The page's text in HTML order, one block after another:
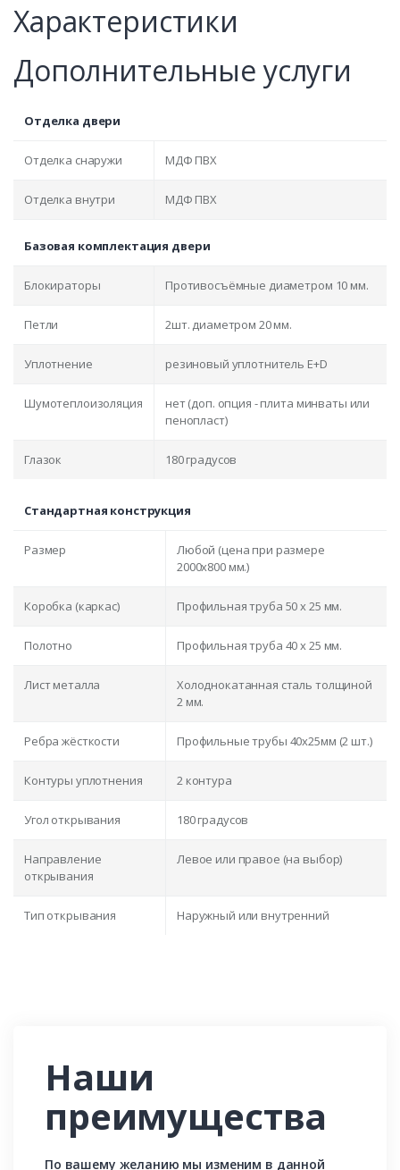
Характеристики
Дополнительные услуги
Отделка двери
Отделка снаружи МДФ ПВХ
Отделка внутри МДФ ПВХ
Базовая комплектация двери
Блокираторы Противосъёмные диаметром 10 мм.
Петли 2шт. диаметром 20 мм.
Уплотнение резиновый уплотнитель E+D
Шумотеплоизоляция
нет (доп. опция - плита минваты или
пенопласт)
Глазок 180 градусов
Стандартная конструкция
Размер
Любой (цена при размере
2000x800 мм.)
Коробка (каркас) Профильная труба 50 х 25 мм.
Полотно Профильная труба 40 х 25 мм.
Лист металла
Холоднокатанная сталь толщиной
2 мм.
Ребра жёсткости Профильные трубы 40х25мм (2 шт.)
Контуры уплотнения 2 контура
Угол открывания 180 градусов
Направление
открывания
Левое или правое (на выбор)
Тип открывания Наружный или внутренний
Наши
преимущества
По вашему желанию мы изменим в данной